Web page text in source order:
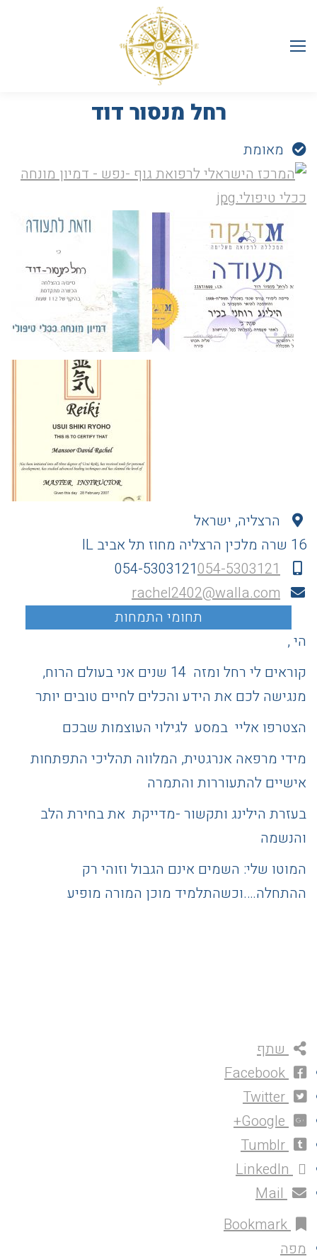
רחל מנסור דוד
מאומת
הרצליה, ישראל
16 שרה מלכין
הרצליה מחוז תל אביב IL
054-5303121054-5303121
rachel2402@walla.com
הי ,
קוראים לי רחל ומזה 14 שנים אני בעולם הרוח,
מנגישה לכם את הידע והכלים לחיים טובים יותר
הצטרפו אליי במסע לגילוי העוצמות שבכם
מידי מרפאה אנרגטית, המלווה תהליכי התפתחות
אישיים להתעוררות והתמרה
בעזרת הילינג ותקשור -מדייקת את בחירת הלב
והנשמה
המוטו שלי: השמים אינם הגבול וזוהי רק
ההתחלה….וכשהתלמיד מוכן המורה מופיע
שתף
Facebook
Twitter
Google+
Tumblr
LinkedIn
Mail
Bookmark
מפה